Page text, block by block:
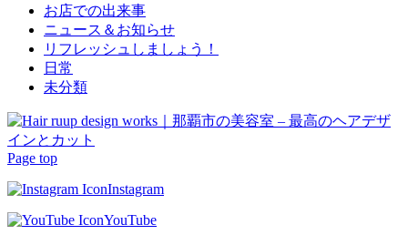
お店での出来事
ニュース＆お知らせ
リフレッシュしましょう！
日常
未分類
Page top
Instagram
YouTube